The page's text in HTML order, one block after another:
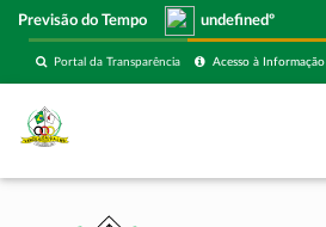
Previsão do Tempo undefinedº
Acesso à Informação
Portal da Transparência